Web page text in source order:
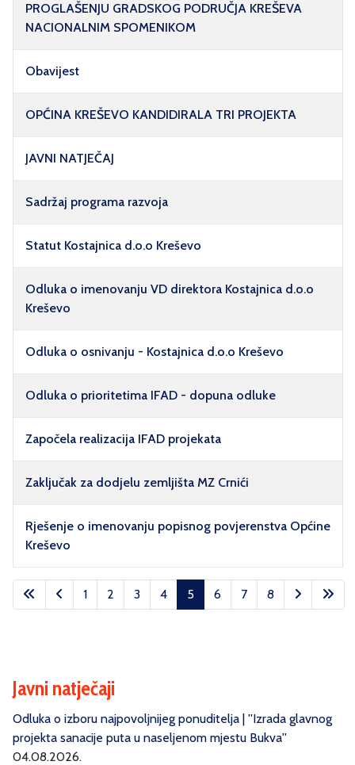
Članci
PROGLAŠENJU GRADSKOG PODRUČJA KREŠEVA
NACIONALNIM SPOMENIKOM
Obavijest
OPĆINA KREŠEVO KANDIDIRALA TRI PROJEKTA
JAVNI NATJEČAJ
Sadržaj programa razvoja
Statut Kostajnica d.o.o Kreševo
Odluka o imenovanju VD direktora Kostajnica d.o.o
Kreševo
Odluka o osnivanju - Kostajnica d.o.o Kreševo
Odluka o prioritetima IFAD - dopuna odluke
Započela realizacija IFAD projekata
Zaključak za dodjelu zemljišta MZ Crnići
Rješenje o imenovanju popisnog povjerenstva Općine
Kreševo
Stranica 5 od 8
1 2 3 4 5 6 7 8
Javni natječaji
Odluka o izboru najpovoljnijeg ponuditelja | ''Izrada glavnog
projekta sanacije puta u naseljenom mjestu Bukva''
04.08.2026.